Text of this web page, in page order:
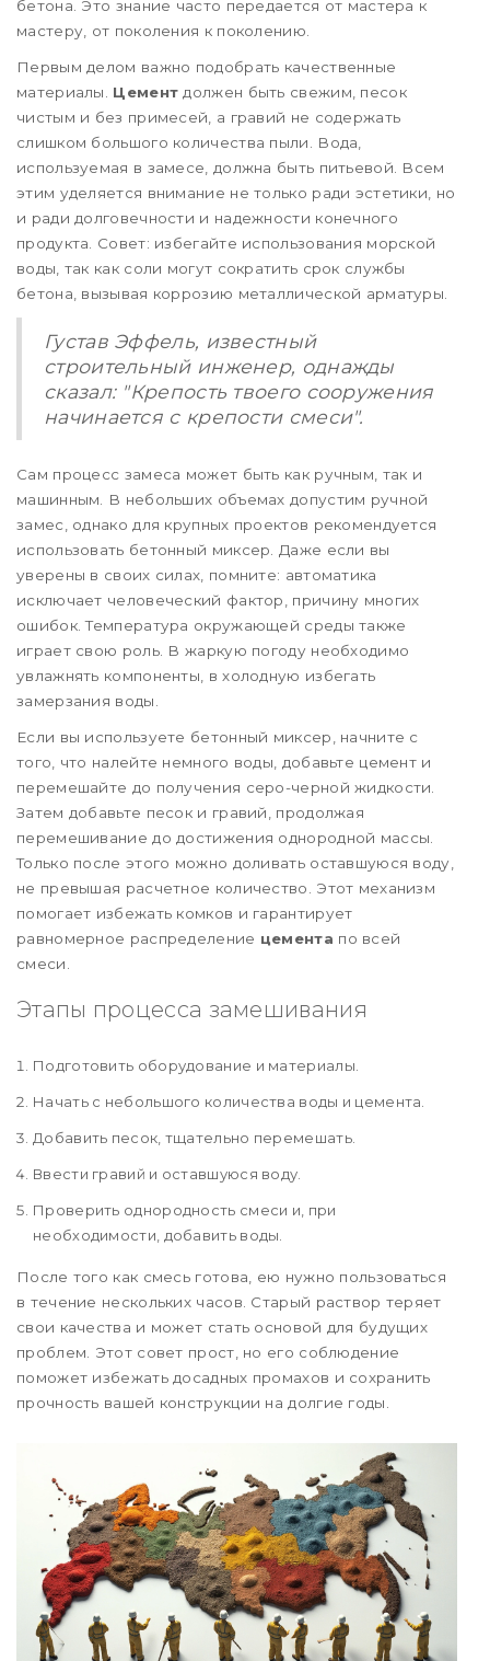
бетона. Это знание часто передается от мастера к
мастеру, от поколения к поколению.
Первым делом важно подобрать качественные
материалы. Цемент должен быть свежим, песок
чистым и без примесей, а гравий не содержать
слишком большого количества пыли. Вода,
используемая в замесе, должна быть питьевой. Всем
этим уделяется внимание не только ради эстетики, но
и ради долговечности и надежности конечного
продукта. Совет: избегайте использования морской
воды, так как соли могут сократить срок службы
бетона, вызывая коррозию металлической арматуры.
Густав Эффель, известный
строительный инженер, однажды
сказал: "Крепость твоего сооружения
начинается с крепости смеси".
Сам процесс замеса может быть как ручным, так и
машинным. В небольших объемах допустим ручной
замес, однако для крупных проектов рекомендуется
использовать бетонный миксер. Даже если вы
уверены в своих силах, помните: автоматика
исключает человеческий фактор, причину многих
ошибок. Температура окружающей среды также
играет свою роль. В жаркую погоду необходимо
увлажнять компоненты, в холодную избегать
замерзания воды.
Если вы используете бетонный миксер, начните с
того, что налейте немного воды, добавьте цемент и
перемешайте до получения серо-черной жидкости.
Затем добавьте песок и гравий, продолжая
перемешивание до достижения однородной массы.
Только после этого можно доливать оставшуюся воду,
не превышая расчетное количество. Этот механизм
помогает избежать комков и гарантирует
равномерное распределение цемента по всей
смеси.
Этапы процесса замешивания
Подготовить оборудование и материалы.
Начать с небольшого количества воды и цемента.
Добавить песок, тщательно перемешать.
Ввести гравий и оставшуюся воду.
Проверить однородность смеси и, при
необходимости, добавить воды.
После того как смесь готова, ею нужно пользоваться
в течение нескольких часов. Старый раствор теряет
свои качества и может стать основой для будущих
проблем. Этот совет прост, но его соблюдение
поможет избежать досадных промахов и сохранить
прочность вашей конструкции на долгие годы.